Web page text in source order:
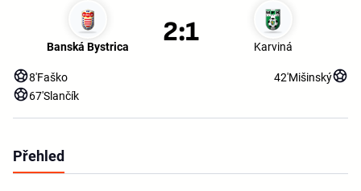
Banská Bystrica Karviná
2:1
8'Faško
67'Slančík
42'Mišinský
Přehled